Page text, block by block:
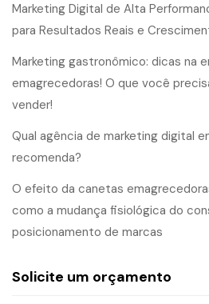
Marketing Digital de Alta
para Resultados Reais e
Marketing gastronômico: dicas na
emagrecedoras! O que você
vender!
Qual agência de marketing digital
recomenda?
O efeito da canetas
como a mudança fisiológica do
posicionamento de marcas
Solicite um orçamento